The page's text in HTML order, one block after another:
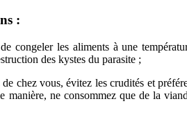
:
congeler les aliments à une
des kystes du parasite ;
chez vous, évitez les crudités et
manière, ne consommez que de la